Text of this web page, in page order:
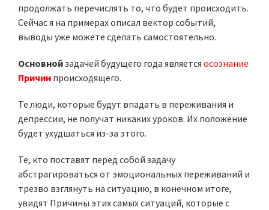
продолжать перечислять то, что будет происходить.
Сейчас я на примерах описал вектор событий,
выводы уже можете сделать самостоятельно.
Основнойзадачей будущего года является осознание
Причин происходящего.
Те люди, которые будут впадать в переживания и
депрессии, не получат никаких уроков. Их положение
будет ухудшаться из-за этого.
Те, кто поставят перед собой задачу
абстрагироваться от эмоциональных переживаний и
трезво взглянуть на ситуацию, в конечном итоге,
увидят Причины этих самых ситуаций, которые с